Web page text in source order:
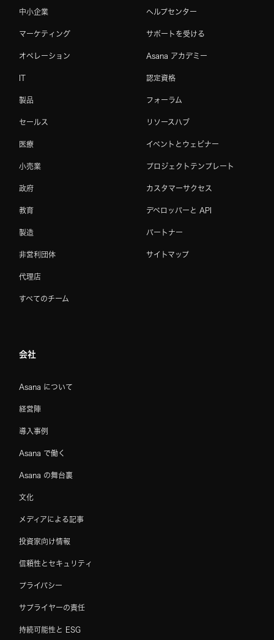
中小企業
マーケティング
オペレーション
IT
製品
セールス
医療
小売業
政府
教育
製造
非営利団体
代理店
すべてのチーム
ヘルプセンター
サポートを受ける
Asana アカデミー
認定資格
フォーラム
リソースハブ
イベントとウェビナー
プロジェクトテンプレート
カスタマーサクセス
デベロッパーと API
パートナー
サイトマップ
会社
Asana について
経営陣
導入事例
Asana で働く
Asana の舞台裏
文化
メディアによる記事
投資家向け情報
信頼性とセキュリティ
プライバシー
サプライヤーの責任
持続可能性と ESG